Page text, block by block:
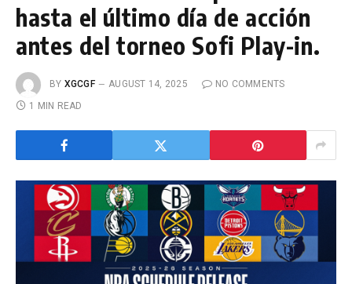
hasta el último día de acción
antes del torneo Sofi Play-in.
BY XGCGF AUGUST 14, 2025
NO COMMENTS
1 MIN READ